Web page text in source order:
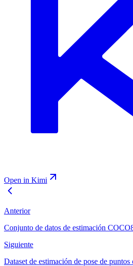
Open in Kimi
Anterior
Conjunto de datos de estimación
Siguiente
Dataset de estimación de pose de